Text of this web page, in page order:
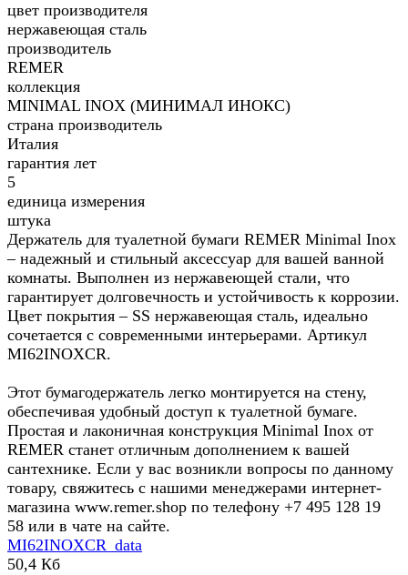
цвет производителя
нержавеющая сталь
производитель
REMER
коллекция
MINIMAL INOX (МИНИМАЛ ИНОКС)
страна производитель
Италия
гарантия лет
5
единица измерения
штука
Держатель для туалетной бумаги REMER Minimal Inox
– надежный и стильный аксессуар для вашей ванной
комнаты. Выполнен из нержавеющей стали, что
гарантирует долговечность и устойчивость к коррозии.
Цвет покрытия – SS нержавеющая сталь, идеально
сочетается с современными интерьерами. Артикул
MI62INOXCR.
Этот бумагодержатель легко монтируется на стену,
обеспечивая удобный доступ к туалетной бумаге.
Простая и лаконичная конструкция Minimal Inox от
REMER станет отличным дополнением к вашей
сантехнике. Если у вас возникли вопросы по данному
товару, свяжитесь с нашими менеджерами интернет-
магазина www.remer.shop по телефону +7 495 128 19
58 или в чате на сайте.
MI62INOXCR_data
50,4 Кб